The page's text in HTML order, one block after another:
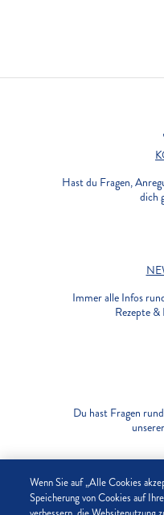
Hast du Fragen,
dich
Immer alle Infos
Rezepte
Du hast Fragen
Wenn Sie auf „Alle Cookies
Speicherung von Cookies auf